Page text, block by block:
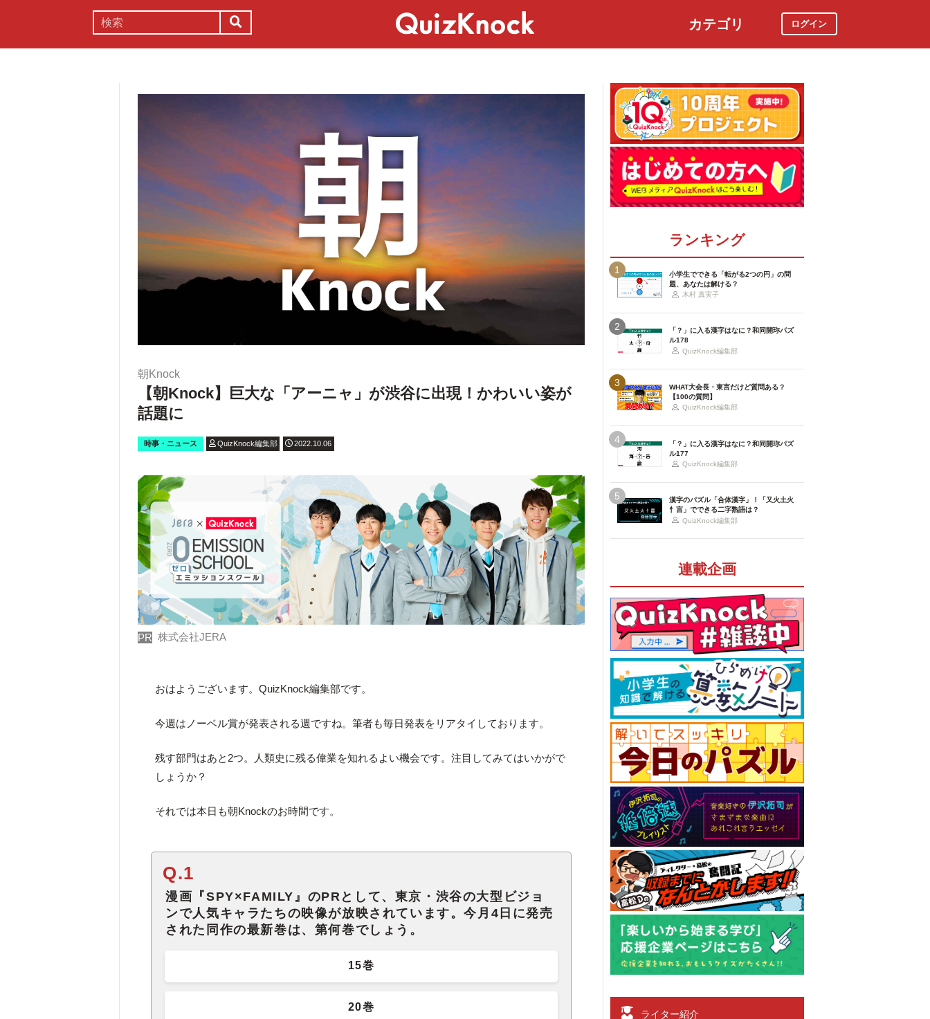
カテゴリ ログイン
朝Knock
【朝Knock】巨大な「アーニャ」が渋谷に出現！かわいい姿が
話題に
時事・ニュース QuizKnock編集部 2022.10.06
PR 株式会社JERA
おはようございます。QuizKnock編集部です。
今週はノーベル賞が発表される週ですね。筆者も毎日発表をリアタイしております。
残す部門はあと2つ。人類史に残る偉業を知れるよい機会です。注目してみてはいかがで
しょうか？
それでは本日も朝Knockのお時間です。
Q.1
漫画『SPY×FAMILY』のPRとして、東京・渋谷の大型ビジョ
ンで人気キャラたちの映像が放映されています。今月4日に発売
された同作の最新巻は、第何巻でしょう。
15巻
20巻
ランキング
1
小学生でできる「転がる2つの円」の問
題、あなたは解ける？
木村 真実子
2
「？」に入る漢字はなに？和同開珎パズ
ル178
QuizKnock編集部
3
WHAT大会長・東言だけど質問ある？
【100の質問】
QuizKnock編集部
4
「？」に入る漢字はなに？和同開珎パズ
ル177
QuizKnock編集部
5
漢字のパズル「合体漢字」！「又火土火
忄言」でできる二字熟語は？
QuizKnock編集部
連載企画
ライター紹介